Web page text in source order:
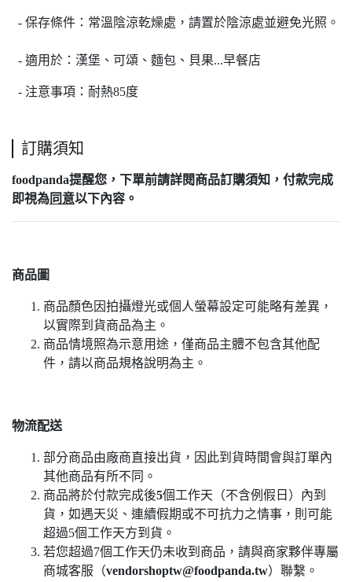
- 保存條件：常溫陰涼乾燥處， 請置於陰涼處並避免光照。
- 適用於：漢堡、可頌、麵包、貝果...早餐店
- 注意事項：耐熱85度
訂購須知
foodpanda提醒您，下單前請詳閱商品訂購須知 ，付款完成
即視為同意以下內容。
商品圖
商品顏色因拍攝燈光或個人螢幕設定可能略有差異，
以實際到貨商品為主。
商品情境照為示意用途，僅商品主體不包含其他配
件，請以商品規格說明為主。
物流配送
部分商品由廠商直接出貨，因此到貨時間會與訂單內
其他商品有所不同。
商品將於付款完成後5個工作天（不含例假日）內到
貨，如遇天災、連續假期或不可抗力之情事，則可能
超過5個工作天方到貨。
若您超過7個工作天仍未收到商品，請與商家夥伴專屬
商城客服（vendorshoptw@foodpanda.tw）聯繫。